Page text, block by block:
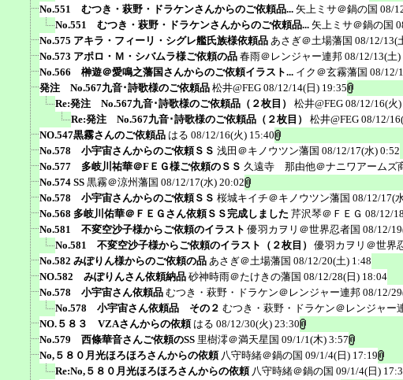
No.551 むつき・萩野・ドラケンさんからのご依頼品... 矢上ミサ＠鍋の国 08/
No.551 むつき・萩野・ドラケンさんからのご依頼品... 矢上ミサ＠鍋の国
No.575 アキラ・フィーリ・シグレ艦氏族様依頼品 あさぎ＠土場藩国 08/12/13(
No.573 アポロ・Ｍ・シバムラ様ご依頼の品 春雨＠レンジャー連邦 08/12/13(土)
No.566 榊遊＠愛鳴之藩国さんからのご依頼イラスト... イク＠玄霧藩国 08/12/
発注 No.567九音･詩歌様のご依頼品 松井@FEG 08/12/14(日) 19:35
Re:発注 No.567九音･詩歌様のご依頼品（２枚目）
松井@FEG 08/12/16(火)
Re:発注 No.567九音･詩歌様のご依頼品（２枚目）
松井@FEG 08/12/
NO.547黒霧さんのご依頼品 はる 08/12/16(火) 15:40
No.578 小宇宙さんからのご依頼ＳＳ 浅田＠キノウツン藩国 08/12/17(水) 0:52
No.577 多岐川祐華＠FＥＧ様ご依頼のＳＳ 久遠寺 那由他＠ナニワアームズ
No.574 SS 黒霧＠涼州藩国 08/12/17(水) 20:02
No.578 小宇宙さんからのご依頼ＳＳ 桜城キイチ＠キノウツン藩国 08/12/17(
No.568 多岐川佑華＠ＦＥＧさん依頼ＳＳ完成しました 芹沢琴＠ＦＥＧ 08/12/
No.581 不変空沙子様からご依頼のイラスト 優羽カヲリ＠世界忍者国 08/12/
No.581 不変空沙子様からご依頼のイラスト（２枚目）
優羽カヲリ＠世界
No.582 みぽりん様からのご依頼の品 あさぎ＠土場藩国 08/12/20(土) 1:48
NO.582 みぽりんさん依頼納品 砂神時雨＠たけきの藩国 08/12/28(日) 18:04
No.578 小宇宙さん依頼品 むつき・萩野・ドラケン＠レンジャー連邦 08/12/
No.578 小宇宙さん依頼品 その２ むつき・萩野・ドラケン＠レンジャー
NO.５８３ VZAさんからの依頼 はる 08/12/30(火) 23:30
No.579 西條華音さんご依頼のSS 里樹澪＠満天星国 09/1/1(木) 3:57
No,５８０月光ほろほろさんからの依頼 八守時緒＠鍋の国 09/1/4(日) 17:19
Re:No,５８０月光ほろほろさんからの依頼 八守時緒＠鍋の国 09/1/4(日)